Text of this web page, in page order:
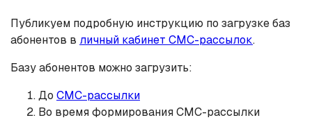
Публикуем подробную инструкцию по загрузке баз
абонентов в личный кабинет СМС-рассылок.
Базу абонентов можно загрузить:
До СМС-рассылки
Во время формирования СМС-рассылки